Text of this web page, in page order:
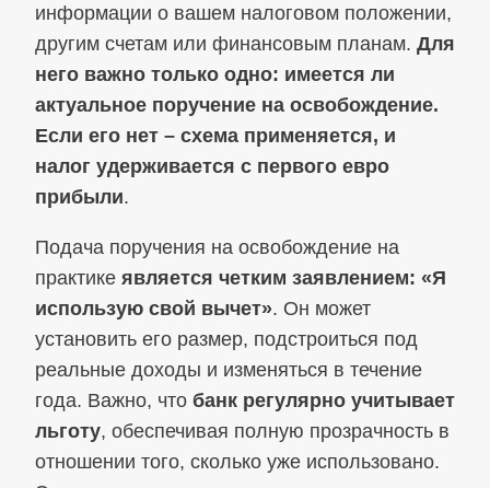
информации о вашем налоговом положении,
другим счетам или финансовым планам. Для
него важно только одно: имеется ли
актуальное поручение на освобождение.
Если его нет – схема применяется, и
налог удерживается с первого евро
прибыли.
Подача поручения на освобождение на
практике является четким заявлением: «Я
использую свой вычет». Он может
установить его размер, подстроиться под
реальные доходы и изменяться в течение
года. Важно, что банк регулярно учитывает
льготу, обеспечивая полную прозрачность в
отношении того, сколько уже использовано.